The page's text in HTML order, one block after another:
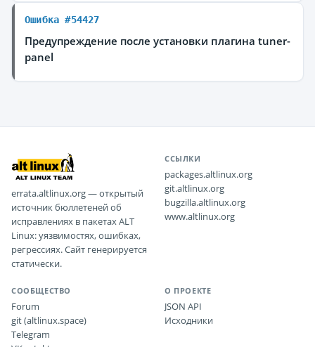
Ошибка #54427
Предупреждение после установки плагина tuner-
panel
errata.altlinux.org — открытый
источник бюллетеней об
исправлениях в пакетах ALT
Linux: уязвимостях, ошибках,
регрессиях. Сайт генерируется
статически.
ССЫЛКИ
packages.altlinux.org
git.altlinux.org
bugzilla.altlinux.org
www.altlinux.org
СООБЩЕСТВО
Forum
git (altlinux.space)
Telegram
О ПРОЕКТЕ
JSON API
Исходники